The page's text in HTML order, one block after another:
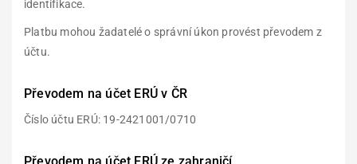
identifikace.
Platbu mohou žadatelé o správní úkon provést převodem z
účtu.
Převodem na účet ERÚ v ČR
Číslo účtu ERÚ: 19-2421001/0710